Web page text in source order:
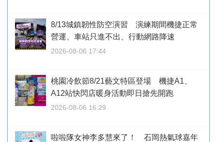
8/13城鎮韌性防空演習 演練期間機捷正常
營運、車站只進不出、行動網路降速
2026-08-06 17:44
桃園冷飲節8/21藝文特區登場 機捷A1、
A12站快閃店暖身活動即日搶先開跑
2026-08-06 16:29
啦啦隊女神李多慧來了！ 石岡熱氣球嘉年